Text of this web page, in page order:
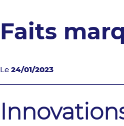
Faits
Le 24/01/2023